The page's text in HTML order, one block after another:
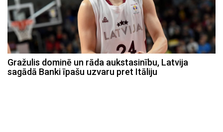
Gražulis dominē un rāda aukstasinību, Latvija
sagādā Banki īpašu uzvaru pret Itāliju